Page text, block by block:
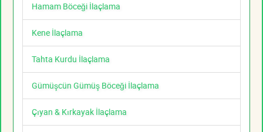
Hamam Böceği İlaçlama
Kene İlaçlama
Tahta Kurdu İlaçlama
Gümüşcün Gümüş Böceği İlaçlama
Çıyan & Kırkayak İlaçlama